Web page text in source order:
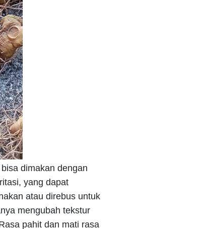
dimakan dengan
yang dapat
atau direbus untuk
mengubah tekstur
pahit dan mati rasa